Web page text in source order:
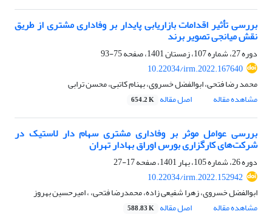
بررسی تأثیر اقدامات بازاریابی پایدار بر وفاداری مشتری از طریق
نقش میانجی تصویر برند
دوره 27، شماره 107، زمستان 1401، صفحه
75-93
10.22034/irm.2022.167640
محمد رضا فتحی، ابوالفضل خسروی، بهنام کاتبی، محسن ترابی
مشاهده مقاله
اصل مقاله 654.2 K
بررسی عوامل موثر بر وفاداری مشتری سهام دار لاستیک در
شرکت‌های کارگزاری بورس اوراق بهادار تهران
دوره 26، شماره 105، بهار 1401، صفحه
17-27
10.22034/irm.2022.152942
ابوالفضل خسروی، زهرا شفیعی زاده، محمدرضا فتحی، ، امیرحسین بهروز
مشاهده مقاله
اصل مقاله 588.83 K